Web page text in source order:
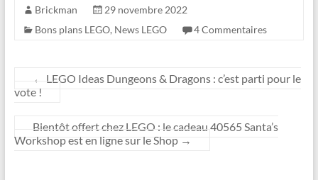
Brickman
29 novembre 2022
Bons plans LEGO, News LEGO 4 Commentaires
←
LEGO Ideas Dungeons & Dragons : c’est parti pour le
vote !
Bientôt offert chez LEGO : le cadeau 40565 Santa’s
Workshop est en ligne sur le Shop →